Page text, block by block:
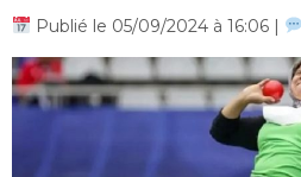
Publié le 05/09/2024 à 16:06 |